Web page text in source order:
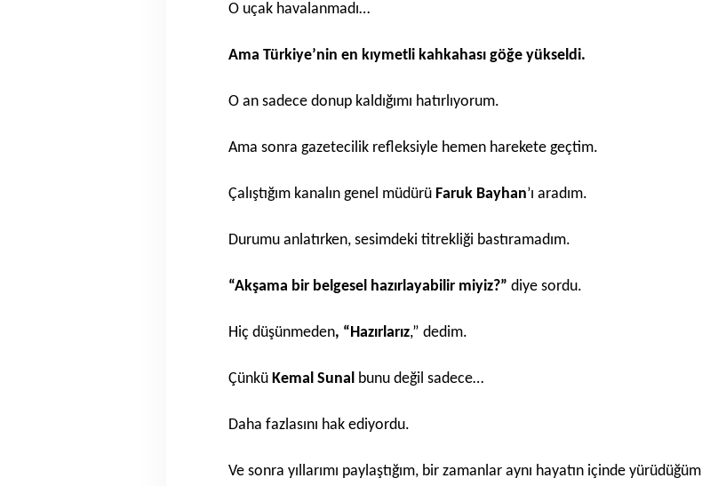
O uçak havalanmadı…
Ama Türkiye’nin en kıymetli kahkahası göğe yükseldi.
O an sadece donup kaldığımı hatırlıyorum.
Ama sonra gazetecilik refleksiyle hemen harekete geçtim.
Çalıştığım kanalın genel müdürü Faruk Bayhan’ı aradım.
Durumu anlatırken, sesimdeki titrekliği bastıramadım.
“Akşama bir belgesel hazırlayabilir miyiz?” diye sordu.
Hiç düşünmeden, “Hazırlarız,” dedim.
Çünkü Kemal Sunal bunu değil sadece…
Daha fazlasını hak ediyordu.
Ve sonra yıllarımı paylaştığım, bir zamanlar aynı hayatın içinde yürüdüğüm